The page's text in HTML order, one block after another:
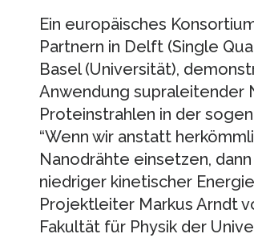
Ein europäisches
Partnern in Delft (Single
Basel (Universität),
Anwendung supraleitender
Proteinstrahlen in der
“Wenn wir anstatt
Nanodrähte einsetzen,
niedriger kinetischer
Projektleiter Markus Arndt
Fakultät für Physik der